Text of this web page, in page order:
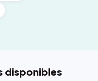
disponibles